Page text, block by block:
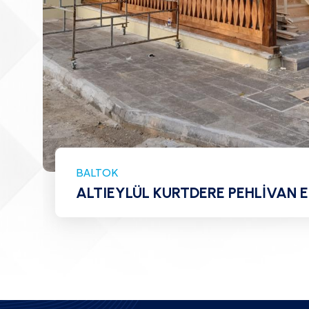
BALTOK
ALTIEYLÜL KURTDERE PEHLİVAN